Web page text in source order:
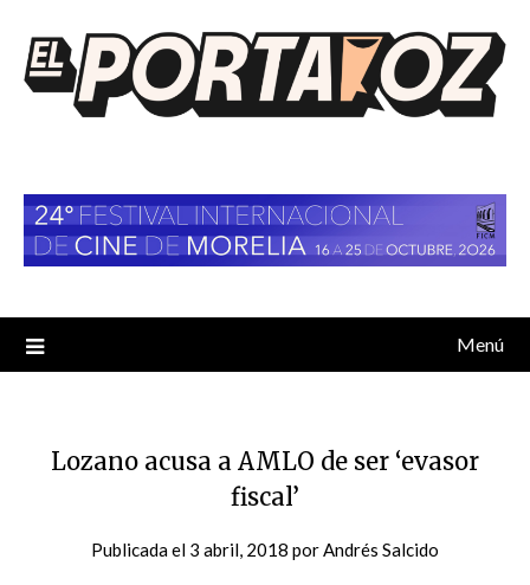
contenido
Menú
Lozano acusa a AMLO de ser ‘evasor
fiscal’
Publicada el 3 abril, 2018 porAndrés Salcido